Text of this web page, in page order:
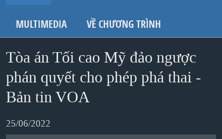
Tới
điều
hướng
chính
Đi
BIỂN ĐÔNG
THẾ GIỚI
BLOG
DIỄN ĐÀN
MỤC
HỌC TIẾNG ANH
Spotify
Ðăng ký
MULTIMEDIA VỀ CHƯƠNG TRÌNH
Tòa án Tối cao Mỹ đảo ngược
phán quyết cho phép phá thai -
Bản tin VOA
25/06/2022